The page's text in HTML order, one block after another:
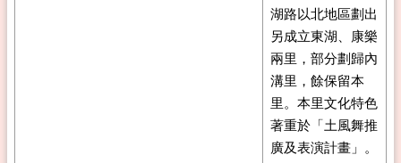
湖路以北地區劃出
另成立東湖、康樂
兩里，部分劃歸內
溝里，餘保留本
里。本里文化特色
著重於「土風舞推
廣及表演計畫」。